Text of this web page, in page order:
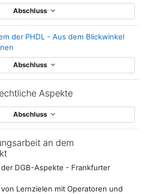
Abschluss
der PHDL - Aus dem Blickwinkel
Abschluss
Abschluss
Aspekte
an dem
DGB-Aspekte - Frankfurter
Lernzielen mit Operatoren und